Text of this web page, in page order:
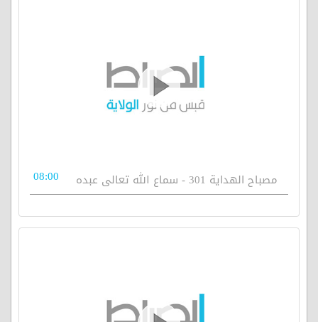
مصباح الهداية 301 - سماع الله تعالى عبده 08:00